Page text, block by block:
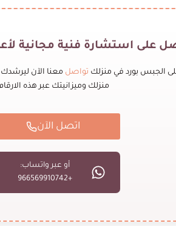
على استشارة فنية مجانية
الجبس بورد في منزلك تواصل معنا الآن
منزلك وميزانيتك عبر هذه
اتصل الآن
أو عبر واتساب:
+966569910742